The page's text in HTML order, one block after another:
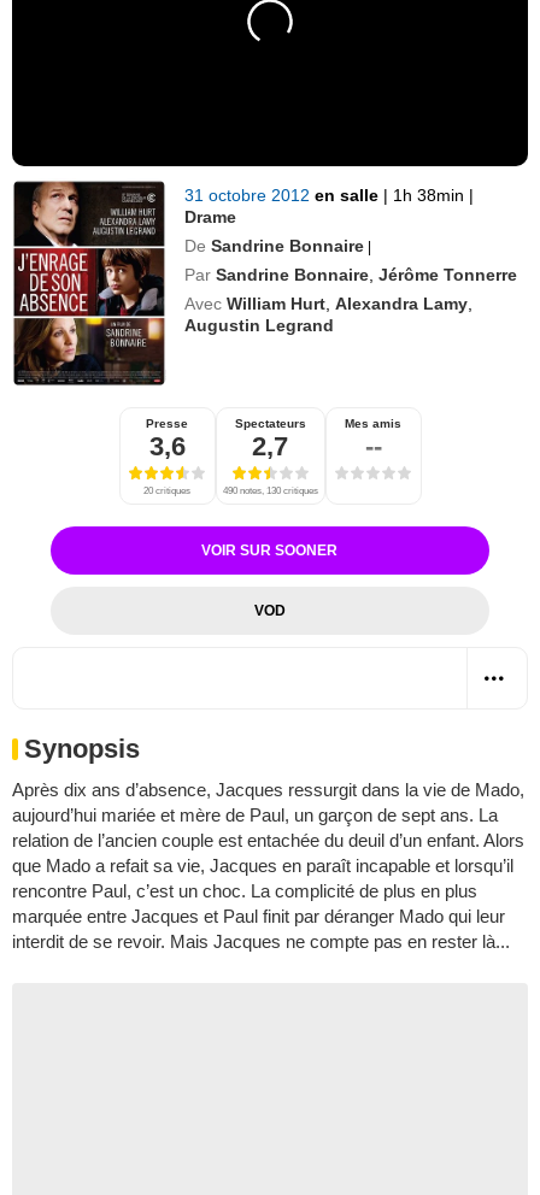
31 octobre 2012en salle | 1h 38min |
Drame
De Sandrine Bonnaire |
Par Sandrine Bonnaire ,Jérôme Tonnerre
Avec William Hurt ,Alexandra Lamy
Augustin Legrand
Presse
3,6
20 critiques
Spectateurs
2,7
490 notes, 130 critiques
Mes amis
--
VOIR SUR SOONER
VOD
Synopsis
Après dix ans d’absence, Jacques ressurgit dans la vie de Mado,
aujourd’hui mariée et mère de Paul, un garçon de sept ans. La
relation de l’ancien couple est entachée du deuil d’un enfant. Alors
que Mado a refait sa vie, Jacques en paraît incapable et lorsqu’il
rencontre Paul, c’est un choc. La complicité de plus en plus
marquée entre Jacques et Paul finit par déranger Mado qui leur
interdit de se revoir. Mais Jacques ne compte pas en rester là...